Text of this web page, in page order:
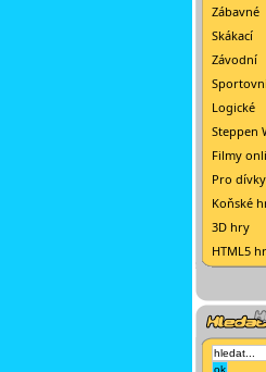
Zábavné
Skákací
Závodní
Logické
Steppen
Filmy
Pro dívky
Koňské
3D hry
HTML5